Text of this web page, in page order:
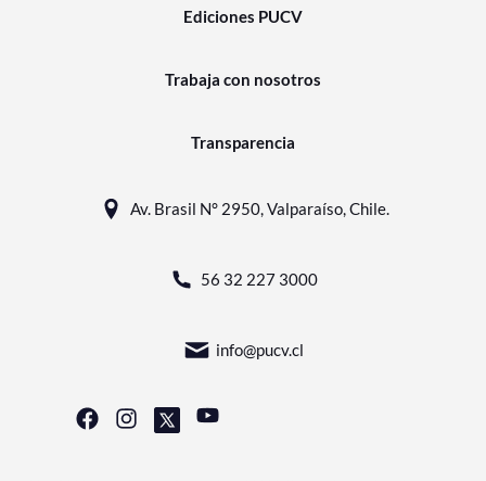
Ediciones PUCV
Trabaja con nosotros
Transparencia
Av. Brasil N° 2950, Valparaíso, Chile.
56 32 227 3000
info@pucv.cl